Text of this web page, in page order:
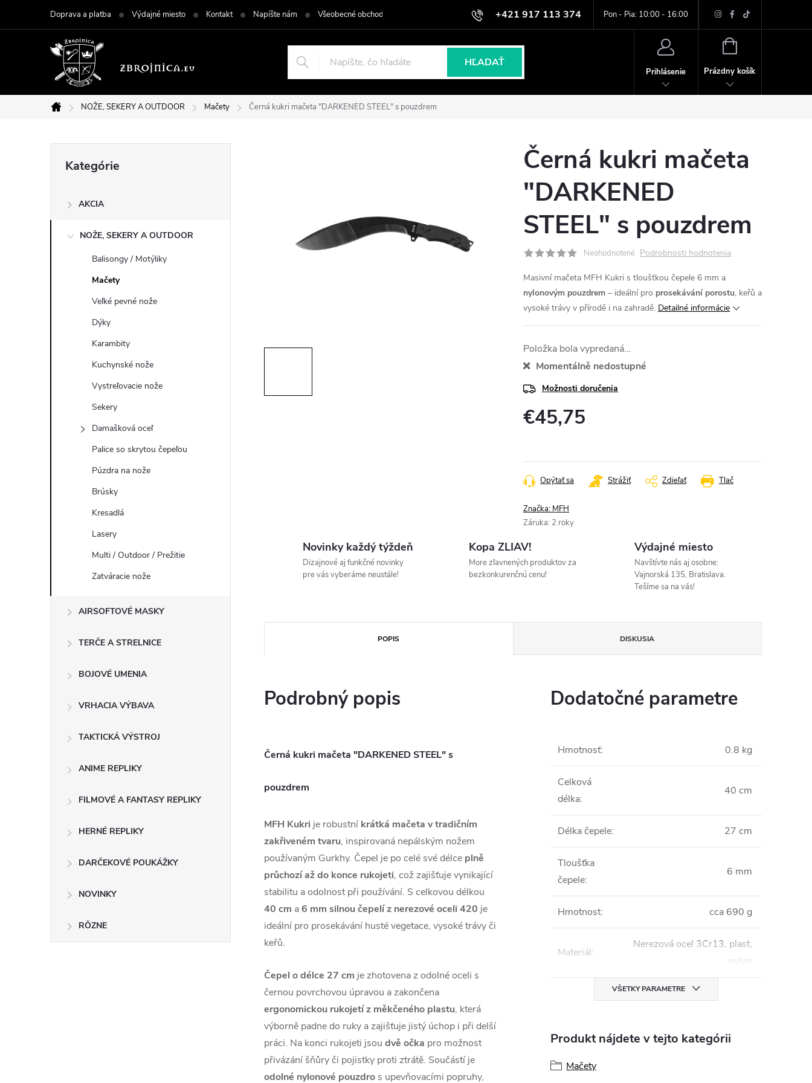
+421 917 113 374 Pon - Pia: 10:00 - 16:00
Doprava a platba Výdajné miesto Kontakt Napíšte nám Všeobecné obchodné podmienky Podmienky ochrany osobných údajov
HĽADAŤ
Prihlásenie
NÁKUPNÝ
Prázdny košík
Domov
NOŽE, SEKERY A OUTDOOR Mačety Černá kukri mačeta "DARKENED STEEL" s pouzdrem
č
kategórie
Kategórie
AKCIA
NOŽE, SEKERY A OUTDOOR
Balisongy / Motýliky
Mačety
Veľké pevné nože
Dýky
Karambity
Kuchynské nože
Vystreľovacie nože
Sekery
Damašková oceľ
Palice so skrytou čepeľou
Púzdra na nože
Brúsky
Kresadlá
Lasery
Multi / Outdoor / Prežitie
Zatváracie nože
AIRSOFTOVÉ MASKY
TERČE A STRELNICE
BOJOVÉ UMENIA
VRHACIA VÝBAVA
TAKTICKÁ VÝSTROJ
ANIME REPLIKY
FILMOVÉ A FANTASY REPLIKY
HERNÉ REPLIKY
DARČEKOVÉ POUKÁŽKY
NOVINKY
RÔZNE
Černá kukri mačeta
"DARKENED
STEEL" s pouzdrem
Neohodnotené Podrobnosti hodnotenia
Masivní mačeta MFH Kukri s tloušťkou čepele 6 mm a
nylonovým pouzdrem – ideální pro prosekávání porostu, keřů a
vysoké trávy v přírodě i na zahradě. Detailné informácie
Položka bola vypredaná…
Momentálně nedostupné
Možnosti doručenia
€45,75
Tlač
Opýtať sa Strážiť Zdieľať
Značka: MFH
Záruka: 2 roky
Novinky každý týždeň
Dizajnové aj funkčné novinky
pre vás vyberáme neustále!
Kopa ZLIAV!
More zľavnených produktov za
bezkonkurenčnú cenu!
Výdajné miesto
Navštívte nás aj osobne:
Vajnorská 135, Bratislava.
Tešíme sa na vás!
POPIS DISKUSIA
Podrobný popis
Černá kukri mačeta "DARKENED STEEL" s
pouzdrem
MFH Kukri je robustní krátká mačeta v tradičním
zakřiveném tvaru, inspirovaná nepálským nožem
používaným Gurkhy. Čepel je po celé své délce plně
průchozí až do konce rukojeti, což zajišťuje vynikající
stabilitu a odolnost při používání. S celkovou délkou
40 cm a6 mm silnou čepelí z nerezové oceli 420 je
ideální pro prosekávání husté vegetace, vysoké trávy či
keřů.
Čepel o délce 27 cm je zhotovena z odolné oceli s
černou povrchovou úpravou a zakončena
ergonomickou rukojetí z měkčeného plastu, která
výborně padne do ruky a zajišťuje jistý úchop i při delší
práci. Na konci rukojeti jsou dvě očka pro možnost
přivázání šňůry či pojistky proti ztrátě. Součástí je
odolné nylonové pouzdro s upevňovacími popruhy,
Dodatočné parametre
Hmotnosť: 0.8 kg
Celková
délka:
40 cm
Délka čepele: 27 cm
Tloušťka
čepele:
6 mm
Hmotnost: cca 690 g
Materiál:
Nerezová ocel 3Cr13, plast,
nylon
VŠETKY PARAMETRE
Produkt nájdete v tejto kategórii
Mačety